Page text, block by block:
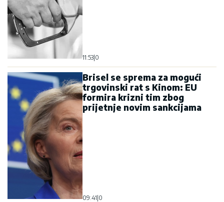
11:53|0
Brisel se sprema za mogući
trgovinski rat s Kinom: EU
formira krizni tim zbog
prijetnje novim sankcijama
09:41|0